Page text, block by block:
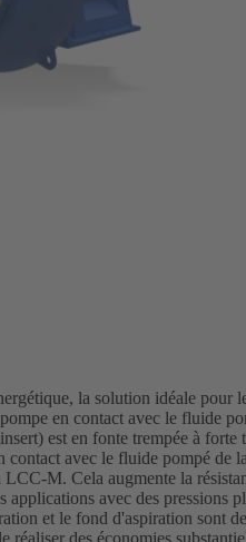
la solution idéale pour
en contact avec le fluide
est en fonte trempée à forte
contact avec le fluide pompé de
M. Cela augmente la
avec des pressions
et le fond d'aspiration sont